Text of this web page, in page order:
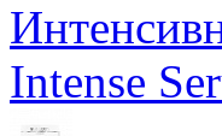
Intense